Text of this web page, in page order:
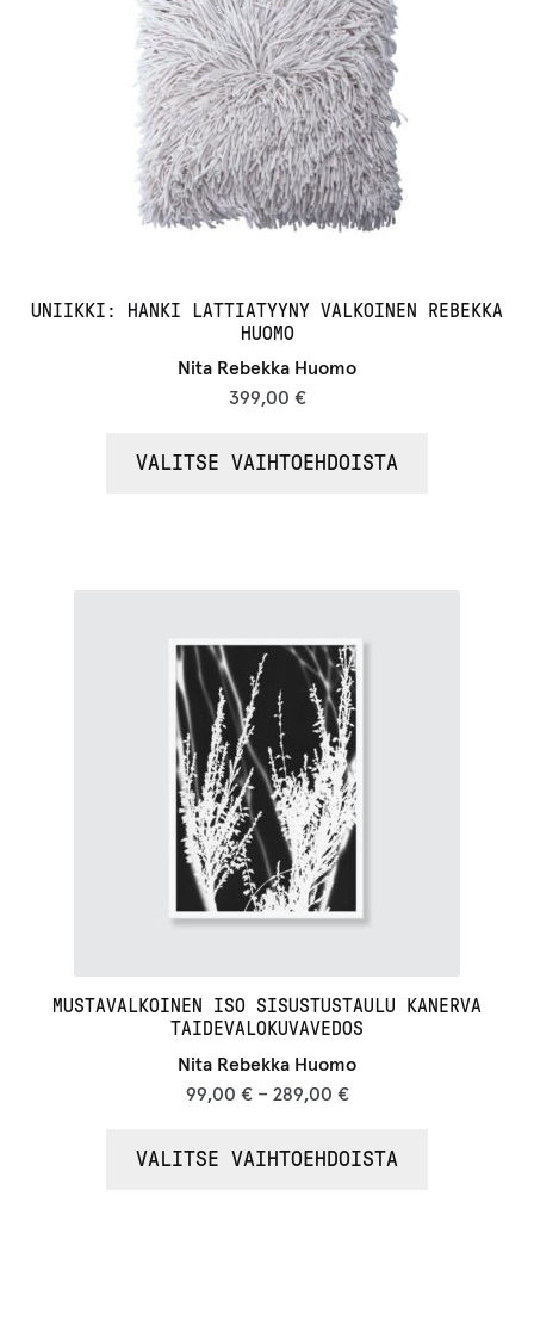
UNIIKKI: HANKI LATTIATYYNY VALKOINEN REBEKKA
HUOMO
Nita Rebekka Huomo
399,00 €
VALITSE VAIHTOEHDOISTA
MUSTAVALKOINEN ISO SISUSTUSTAULU KANERVA
TAIDEVALOKUVAVEDOS
Nita Rebekka Huomo
99,00 €– 289,00 €
VALITSE VAIHTOEHDOISTA